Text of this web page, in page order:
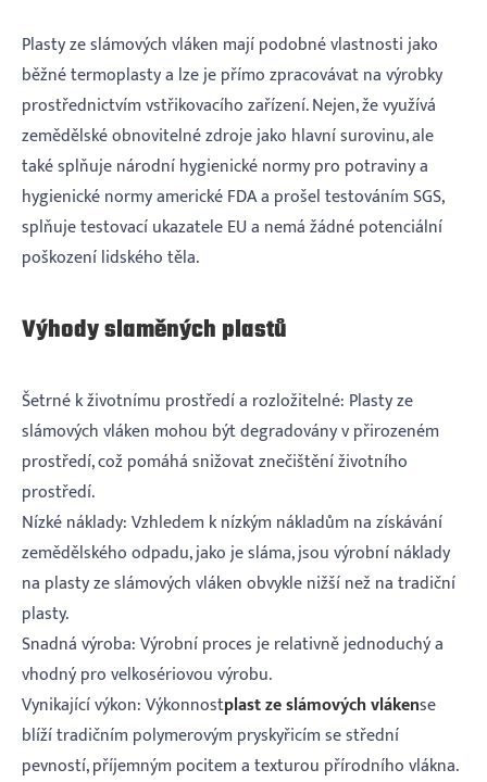
Plasty ze slámových vláken mají podobné vlastnosti jako
běžné termoplasty a lze je přímo zpracovávat na výrobky
prostřednictvím vstřikovacího zařízení. Nejen, že využívá
zemědělské obnovitelné zdroje jako hlavní surovinu, ale
také splňuje národní hygienické normy pro potraviny a
hygienické normy americké FDA a prošel testováním SGS,
splňuje testovací ukazatele EU a nemá žádné potenciální
poškození lidského těla.
Výhody slaměných plastů
Šetrné k životnímu prostředí a rozložitelné: Plasty ze
slámových vláken mohou být degradovány v přirozeném
prostředí, což pomáhá snižovat znečištění životního
prostředí.
Nízké náklady: Vzhledem k nízkým nákladům na získávání
zemědělského odpadu, jako je sláma, jsou výrobní náklady
na plasty ze slámových vláken obvykle nižší než na tradiční
plasty.
‌Snadná výroba‌: Výrobní proces je relativně jednoduchý a
vhodný pro velkosériovou výrobu.
‌Vynikající výkon‌: Výkonnostplast ze slámových vlákense
blíží tradičním polymerovým pryskyřicím se střední
pevností, příjemným pocitem a texturou přírodního vlákna.